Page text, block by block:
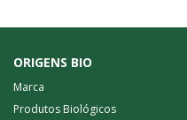
ORIGENS BIO
Marca
Produtos Biológicos